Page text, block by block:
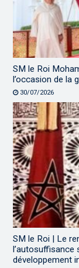
SM le Roi
l’occasion de la
30/07/2026
SM le Roi | Le
l’autosuffisance
développement